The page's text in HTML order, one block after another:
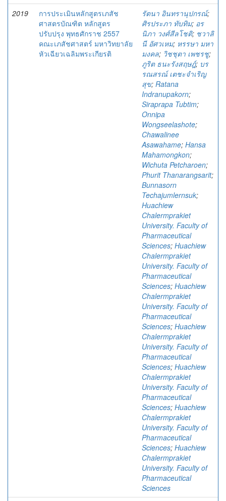
2019
การประเมินหลักสูตรเภสัช
ศาสตรบัณฑิต หลักสูตร
ปรับปรุง พุทธศักราช 2557
คณะเภสัชศาสตร์ มหาวิทยาลัย
หัวเฉียวเฉลิมพระเกียรติ
รัตนา อินทรานุปกรณ์;
ศิรประภา ทับทิม; อร
นิภา วงศ์สีลโชติ; ชวาลิ
นี อัศวเหม; หรรษา มหา
มงคล; วิชชุตา เพชรชู;
ภูริต ธนะรังสฤษฎ์; บร
รณสรณ์ เตชะจำเริญ
สุข; Ratana
Indranupakorn;
Siraprapa Tubtim;
Onnipa
Wongseelashote;
Chawalinee
Asawahame; Hansa
Mahamongkon;
Wichuta Petcharoen;
Phurit Thanarangsarit;
Bunnasorn
Techajumlernsuk;
Huachiew
Chalermprakiet
University. Faculty of
Pharmaceutical
Sciences; Huachiew
Chalermprakiet
University. Faculty of
Pharmaceutical
Sciences; Huachiew
Chalermprakiet
University. Faculty of
Pharmaceutical
Sciences; Huachiew
Chalermprakiet
University. Faculty of
Pharmaceutical
Sciences; Huachiew
Chalermprakiet
University. Faculty of
Pharmaceutical
Sciences; Huachiew
Chalermprakiet
University. Faculty of
Pharmaceutical
Sciences; Huachiew
Chalermprakiet
University. Faculty of
Pharmaceutical
Sciences